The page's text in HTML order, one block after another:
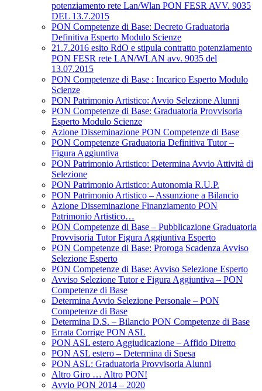
potenziamento rete Lan/Wlan PON FESR AVV. 9035
DEL 13.7.2015
PON Competenze di Base: Decreto Graduatoria
Definitiva Esperto Modulo Scienze
21.7.2016 esito RdO e stipula contratto potenziamento
PON FESR rete LAN/WLAN avv. 9035 del
13.07.2015
PON Competenze di Base : Incarico Esperto Modulo
Scienze
PON Patrimonio Artistico: Avvio Selezione Alunni
PON Competenze di Base: Graduatoria Provvisoria
Esperto Modulo Scienze
Azione Disseminazione PON Competenze di Base
PON Competenze Graduatoria Definitiva Tutor –
Figura Aggiuntiva
PON Patrimonio Artistico: Determina Avvio Attività di
Selezione
PON Patrimonio Artistico: Autonomia R.U.P.
PON Patrimonio Artistico – Assunzione a Bilancio
Azione Disseminazione Finanziamento PON
Patrimonio Artistico…
PON Competenze di Base – Pubblicazione Graduatoria
Provvisoria Tutor Figura Aggiuntiva Esperto
PON Competenze di Base: Proroga Scadenza Avviso
Selezione Esperto
PON Competenze di Base: Avviso Selezione Esperto
Avviso Selezione Tutor e Figura Aggiuntiva – PON
Competenze di Base
Determina Avvio Selezione Personale – PON
Competenze di Base
Determina D.S. – Bilancio PON Competenze di Base
Errata Corrige PON ASL
PON ASL estero Aggiudicazione – Affido Diretto
PON ASL estero – Determina di Spesa
PON ASL: Graduatoria Provvisoria Alunni
Altro Giro … Altro PON!
Avvio PON 2014 – 2020